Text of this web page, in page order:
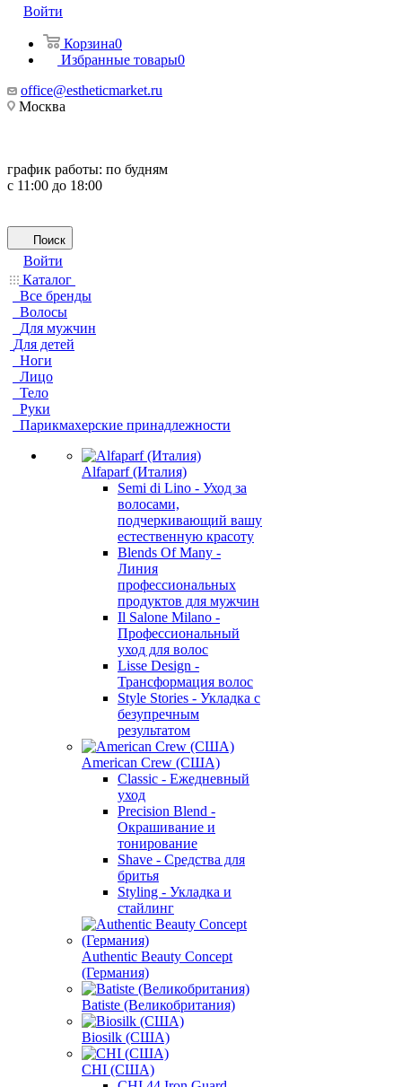
Войти
Корзина0
Избранные товары0
office@estheticmarket.ru
Москва
график работы: по будням
с 11:00 до 18:00
Поиск
Войти
Каталог
Все бренды
Волосы
Для мужчин
Для детей
Ноги
Лицо
Тело
Руки
Парикмахерские принадлежности
Alfaparf (Италия)
Semi di Lino - Уход за
волосами,
подчеркивающий вашу
естественную красоту
Blends Of Many -
Линия
профессиональных
продуктов для мужчин
Il Salone Milano -
Профессиональный
уход для волос
Lisse Design -
Трансформация волос
Style Stories - Укладка с
безупречным
результатом
American Crew (США)
Classic - Ежедневный
уход
Precision Blend -
Окрашивание и
тонирование
Shave - Средства для
бритья
Styling - Укладка и
стайлинг
Authentic Beauty Concept
(Германия)
Batiste (Великобритания)
Biosilk (США)
CHI (США)